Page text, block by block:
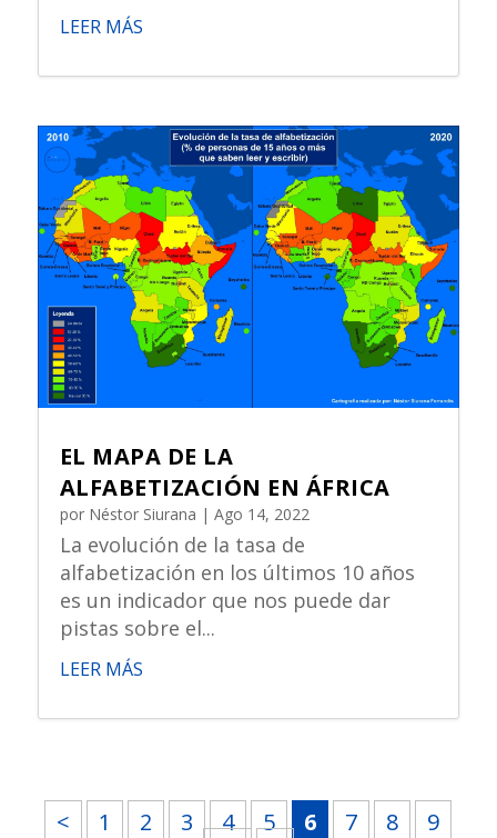
LEER MÁS
EL MAPA DE LA
ALFABETIZACIÓN EN ÁFRICA
por Néstor Siurana | Ago 14, 2022
La evolución de la tasa de
alfabetización en los últimos 10 años
es un indicador que nos puede dar
pistas sobre el...
LEER MÁS
< 1 2 3 4 5 6 7 8
9